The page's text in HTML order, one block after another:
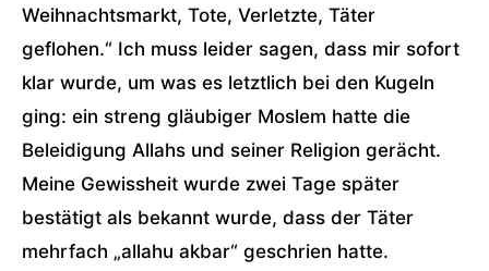
Weihnachtsmarkt, Tote, Verletzte, Täter
geflohen.“ Ich muss leider sagen, dass mir sofort
klar wurde, um was es letztlich bei den Kugeln
ging: ein streng gläubiger Moslem hatte die
Beleidigung Allahs und seiner Religion gerächt.
Meine Gewissheit wurde zwei Tage später
bestätigt als bekannt wurde, dass der Täter
mehrfach „allahu akbar“ geschrien hatte.